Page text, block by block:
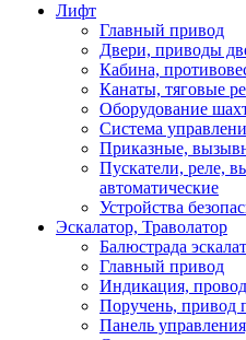
Лифт
Главный привод
Двери, приводы
Кабина,
Канаты, тяговые
Оборудование
Система
Приказные,
Пускатели, реле,
автоматические
Устройства
Эскалатор, Траволатор
Балюстрада
Главный привод
Индикация,
Поручень, привод
Панель